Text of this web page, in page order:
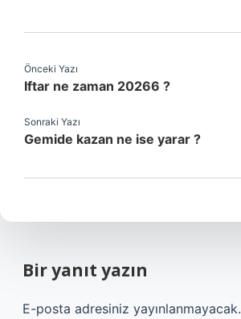
Önceki Yazı
Iftar ne zaman 20266 ?
Sonraki Yazı
Gemide kazan ne ise yarar ?
Bir yanıt yazın
E-posta adresiniz yayınlanmayacak.